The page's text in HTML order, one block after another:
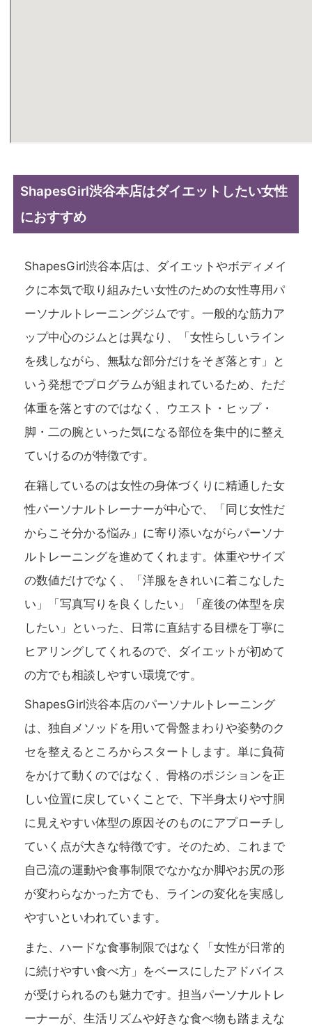
ShapesGirl渋谷本店はダイエットしたい女性
におすすめ
ShapesGirl渋谷本店は、ダイエットやボディメイ
クに本気で取り組みたい女性のための女性専用パ
ーソナルトレーニングジムです。一般的な筋力ア
ップ中心のジムとは異なり、「女性らしいライン
を残しながら、無駄な部分だけをそぎ落とす」と
いう発想でプログラムが組まれているため、ただ
体重を落とすのではなく、ウエスト・ヒップ・
脚・二の腕といった気になる部位を集中的に整え
ていけるのが特徴です。
在籍しているのは女性の身体づくりに精通した女
性パーソナルトレーナーが中心で、「同じ女性だ
からこそ分かる悩み」に寄り添いながらパーソナ
ルトレーニングを進めてくれます。体重やサイズ
の数値だけでなく、「洋服をきれいに着こなした
い」「写真写りを良くしたい」「産後の体型を戻
したい」といった、日常に直結する目標を丁寧に
ヒアリングしてくれるので、ダイエットが初めて
の方でも相談しやすい環境です。
ShapesGirl渋谷本店のパーソナルトレーニング
は、独自メソッドを用いて骨盤まわりや姿勢のク
セを整えるところからスタートします。単に負荷
をかけて動くのではなく、骨格のポジションを正
しい位置に戻していくことで、下半身太りや寸胴
に見えやすい体型の原因そのものにアプローチし
ていく点が大きな特徴です。そのため、これまで
自己流の運動や食事制限でなかなか脚やお尻の形
が変わらなかった方でも、ラインの変化を実感し
やすいといわれています。
また、ハードな食事制限ではなく「女性が日常的
に続けやすい食べ方」をベースにしたアドバイス
が受けられるのも魅力です。担当パーソナルトレ
ーナーが、生活リズムや好きな食べ物も踏まえな